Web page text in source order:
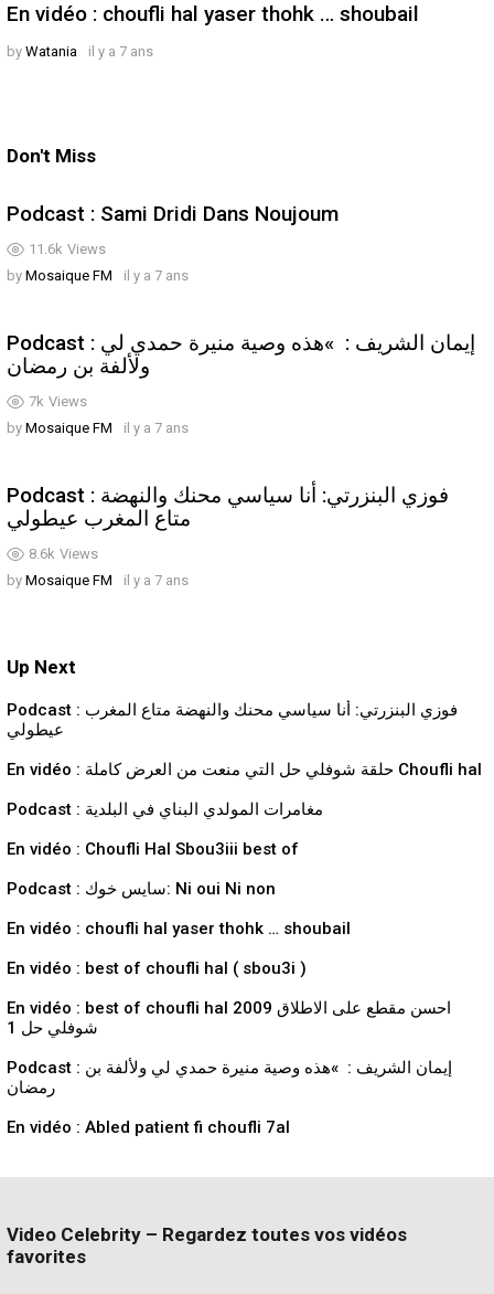
En vidéo : choufli hal yaser thohk … shoubail
by Watania il y a 7 ans
Don't Miss
11.6k Views
Podcast : Sami Dridi Dans Noujoum
by Mosaique FM il y a 7 ans
7k Views
Podcast : إيمان الشريف : »هذه وصية منيرة حمدي لي
ولألفة بن رمضان
by Mosaique FM il y a 7 ans
8.6k Views
Podcast : فوزي البنزرتي: أنا سياسي محنك والنهضة
متاع المغرب عيطولي
by Mosaique FM il y a 7 ans
Up Next
Podcast : فوزي البنزرتي: أنا سياسي محنك والنهضة متاع المغرب
عيطولي
En vidéo : حلقة شوفلي حل التي منعت من العرض كاملة Choufli hal
Podcast : مغامرات المولدي البناي في البلدية
En vidéo : Choufli Hal Sbou3iii best of
Podcast : سايس خوك: Ni oui Ni non
En vidéo : choufli hal yaser thohk … shoubail
En vidéo : best of choufli hal ( sbou3i )
En vidéo : best of choufli hal 2009 احسن مقطع على الاطلاق
شوفلي حل 1
Podcast : إيمان الشريف : »هذه وصية منيرة حمدي لي ولألفة بن
رمضان
En vidéo : Abled patient fi choufli 7al
Video Celebrity – Regardez toutes vos vidéos
favorites